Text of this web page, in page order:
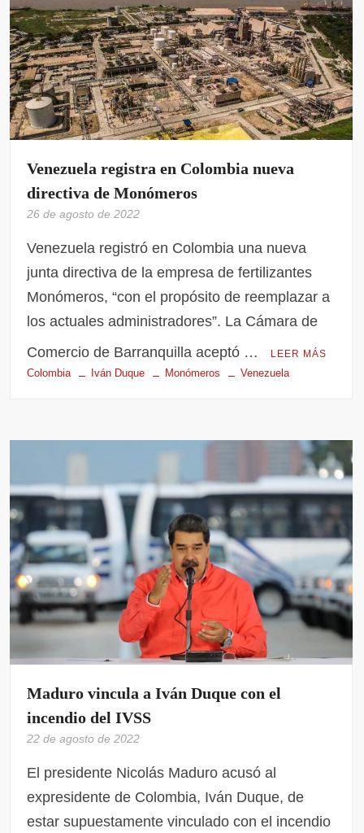
Venezuela registra en Colombia nueva
directiva de Monómeros
26 de agosto de 2022
Venezuela registró en Colombia una nueva
junta directiva de la empresa de fertilizantes
Monómeros, “con el propósito de reemplazar a
los actuales administradores”. La Cámara de
Comercio de Barranquilla aceptó …
LEER MÁS
Colombia Iván Duque Monómeros Venezuela
Maduro vincula a Iván Duque con el
incendio del IVSS
22 de agosto de 2022
El presidente Nicolás Maduro acusó al
expresidente de Colombia, Iván Duque, de
estar supuestamente vinculado con el incendio